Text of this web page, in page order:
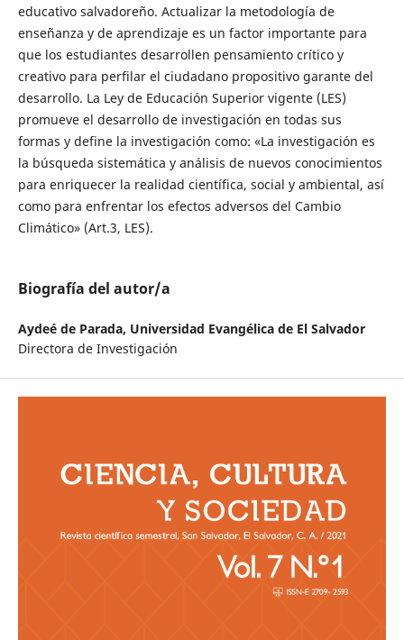
educativo salvadoreño. Actualizar la metodología de
enseñanza y de aprendizaje es un factor importante para
que los estudiantes desarrollen pensamiento crítico y
creativo para perfilar el ciudadano propositivo garante del
desarrollo. La Ley de Educación Superior vigente (LES)
promueve el desarrollo de investigación en todas sus
formas y define la investigación como: «La investigación es
la búsqueda sistemática y análisis de nuevos conocimientos
para enriquecer la realidad científica, social y ambiental, así
como para enfrentar los efectos adversos del Cambio
Climático» (Art.3, LES).
Biografía del autor/a
Aydeé de Parada, Universidad Evangélica de El Salvador
Directora de Investigación